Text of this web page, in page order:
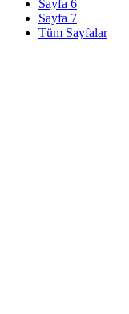
Sayfa 6
Sayfa 7
Tüm Sayfalar